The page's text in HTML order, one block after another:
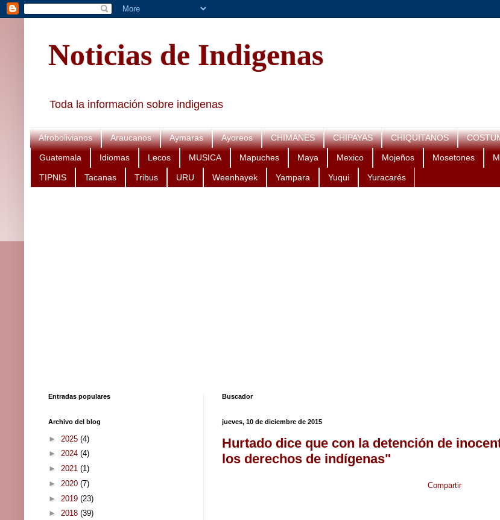
Noticias de Indigenas
Toda la información sobre indigenas
Afrobolivianos Araucanos Aymaras Ayoreos CHIMANES CHIPAYAS CHIQUITANOS
Guatemala Idiomas Lecos MUSICA Mapuches Maya Mexico Mojeños Mosetones
TIPNIS Tacanas Tribus URU Weenhayek Yampara Yuqui Yuracarés
Buscador
jueves, 10 de diciembre de 2015
Hurtado dice que con la detención de
los derechos de indígenas"
Compartir
Entradas populares
Archivo del blog
► 2025 (4)
► 2024 (4)
► 2021 (1)
► 2020 (7)
► 2019 (23)
► 2018 (39)